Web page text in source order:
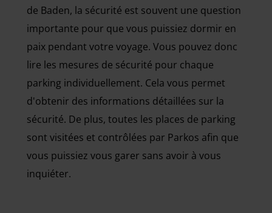
de Baden, la sécurité est souvent une question
importante pour que vous puissiez dormir en
paix pendant votre voyage. Vous pouvez donc
lire les mesures de sécurité pour chaque
parking individuellement. Cela vous permet
d'obtenir des informations détaillées sur la
sécurité. De plus, toutes les places de parking
sont visitées et contrôlées par Parkos afin que
vous puissiez vous garer sans avoir à vous
inquiéter.